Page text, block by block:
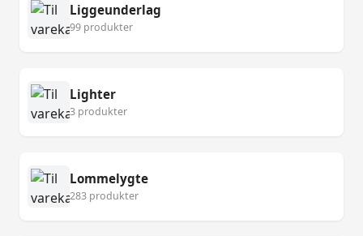
Liggeunderlag
99 produkter
Lighter
3 produkter
Lommelygte
283 produkter